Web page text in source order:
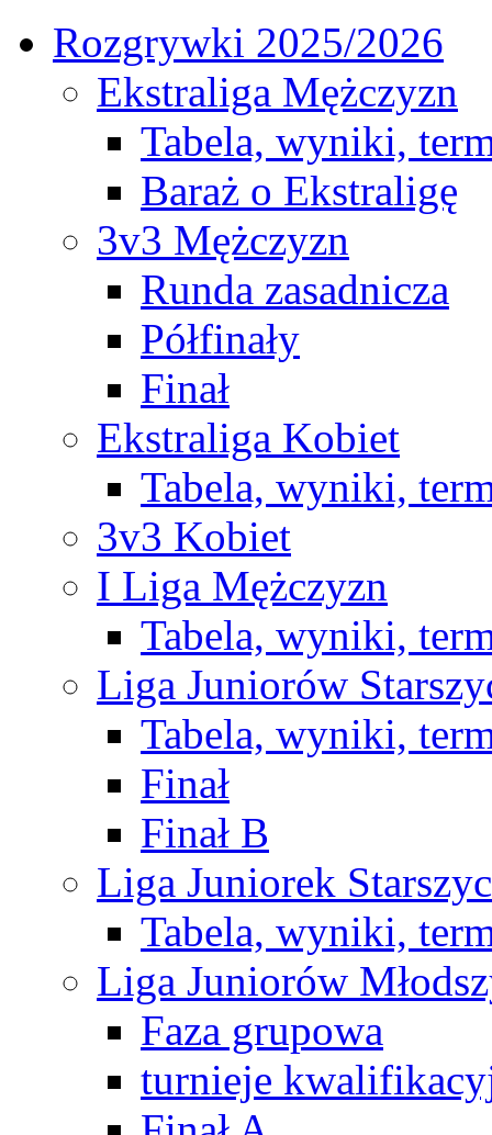
Rozgrywki 2025/2026
Ekstraliga Mężczyzn
Tabela, wyniki,
Baraż o Ekstraligę
3v3 Mężczyzn
Runda zasadnicza
Półfinały
Finał
Ekstraliga Kobiet
Tabela, wyniki,
3v3 Kobiet
I Liga Mężczyzn
Tabela, wyniki,
Liga Juniorów
Tabela, wyniki,
Finał
Finał B
Liga Juniorek
Tabela, wyniki,
Liga Juniorów
Faza grupowa
turnieje